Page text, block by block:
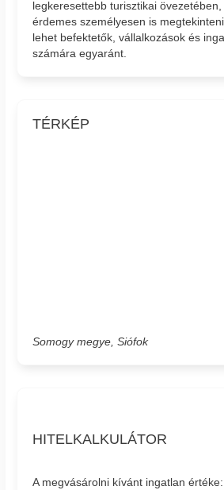
legkeresettebb turisztikai
érdemes személyesen is
lehet befektetők, vállalkozások és
számára egyaránt.
TÉRKÉP
Somogy megye, Siófok
HITELKALKULÁTOR
A megvásárolni kívánt ingatlan értéke: